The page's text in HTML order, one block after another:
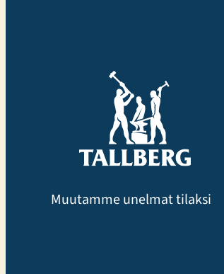
Muutamme unelmat tilaksi